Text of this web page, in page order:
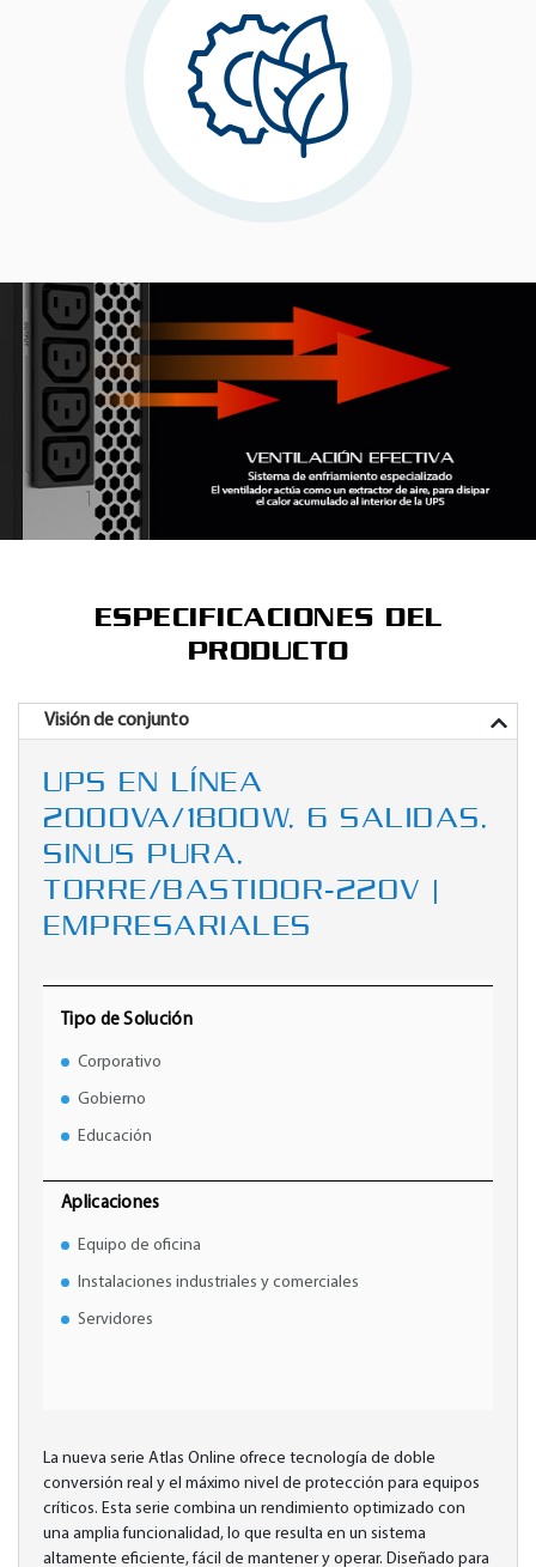
ESPECIFICACIONES DEL
PRODUCTO
Visión de conjunto
UPS EN LÍNEA
2000VA/1800W, 6 SALIDAS,
SINUS PURA,
TORRE/BASTIDOR-220V |
EMPRESARIALES
Tipo de Solución
Corporativo
Gobierno
Educación
Aplicaciones
Equipo de oficina
Instalaciones industriales y comerciales
Servidores
La nueva serie Atlas Online ofrece tecnología de doble
conversión real y el máximo nivel de protección para equipos
críticos. Esta serie combina un rendimiento optimizado con
una amplia funcionalidad, lo que resulta en un sistema
altamente eficiente, fácil de mantener y operar. Diseñado para